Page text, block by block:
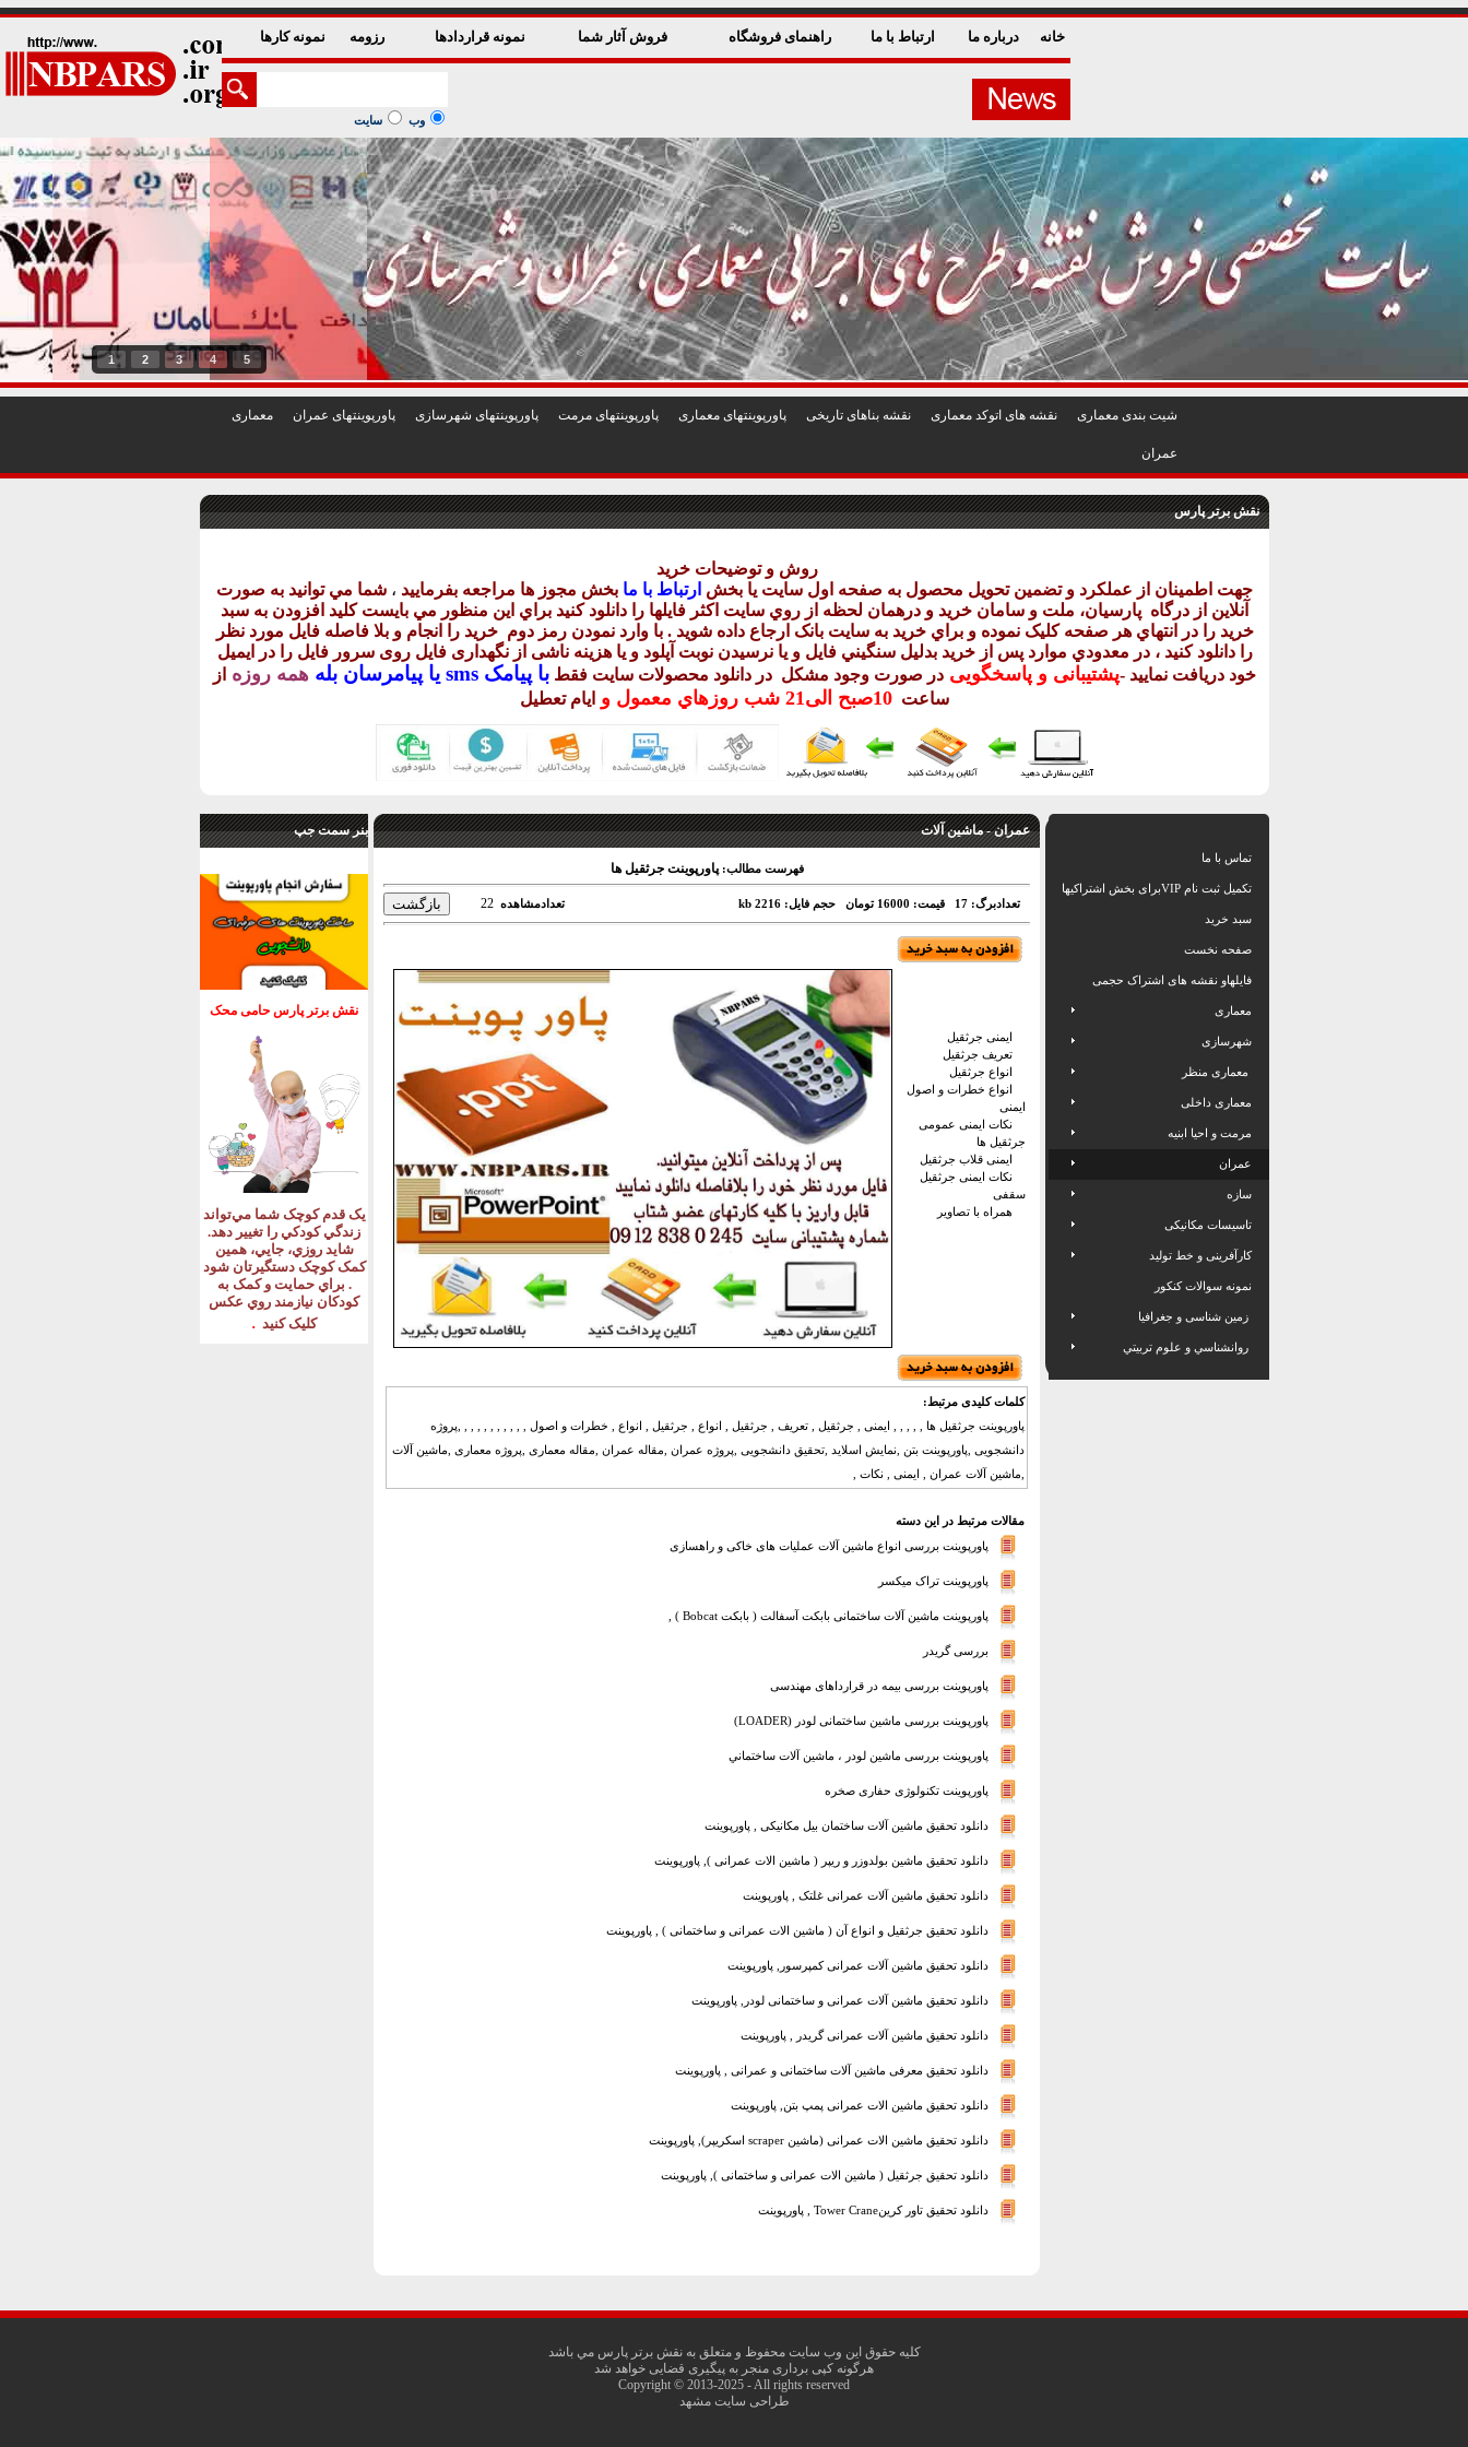
خانه درباره ما ارتباط با ما راهنمای فروشگاه فروش آثار شما نمونه قراردادها رزومه نمونه کارها
وب سایت
1 2 3 4 5
شيت بندی معماری نقشه های اتوکد معماری نقشه بناهای تاريخی پاورپوينتهای معماری پاورپوينتهای مرمت پاورپوينتهای شهرسازی پاورپوينتهای عمران معماری
عمران
نقش برتر پارس
روش و توضيحات خريد
جهت اطمينان از عملکرد و تضمين تحويل محصول به صفحه اول سايت يا بخش ارتباط با ما بخش مجوز ها مراجعه بفرماييد ، شما مي توانيد به صورت
آنلاين از درگاه پارسيان، ملت و سامان خريد و درهمان لحظه از روي سايت اکثر فايلها را دانلود کنيد براي اين منظور مي بايست کليد افزودن به سبد
خريد را در انتهاي هر صفحه کليک نموده و براي خريد به سايت بانک ارجاع داده شويد . با وارد نمودن رمز دوم خريد را انجام و بلا فاصله فايل مورد نظر
را دانلود کنيد ، در معدودي موارد پس از خريد بدليل سنگيني فايل و يا نرسيدن نوبت آپلود و يا هزينه ناشی از نگهداری فايل روی سرور فايل را در ايميل
خود دريافت نماييد -پشتيبانی و پاسخگويی در صورت وجود مشکل در دانلود محصولات سايت فقط با پيامک sms يا پيامرسان بله همه روزه از
ساعت 10صبح الی21 شب روزهاي معمول و ايام تعطيل
بنر سمت جپ
نقش برتر پارس حامی محک
يک قدم کوچک شما مي‌تواند
زندگي کودکي را تغيير دهد.
شايد روزي، جايي، همين
کمک کوچک دستگيرتان شود
. براي حمايت و کمک به
کودکان نيازمند روي عکس
کليک کنيد .
عمران - ماشین آلات
فهرست مطالب: پاورپوینت جرثقيل ها
تعدادبرگ: 17 قیمت: 16000 تومان حجم فایل: 2216 kb تعدادمشاهده 22
ایمنی جرثقیل
تعریف جرثقیل
انواع جرثقیل
انواع خطرات و اصول
ایمنی
نکات ایمنی عمومی
جرثقیل ها
ایمنی قلاب جرثقیل
نکات ایمنی جرثقیل
سقفی
همراه با تصاویر
کلمات کلیدی مرتبط:
پاورپوینت جرثقيل ها , , , , , ایمنی , جرثقیل , تعریف , جرثقیل , انواع , جرثقیل , انواع , خطرات و اصول , , , , , , , , , , ,پروژه
دانشجویی ,پاورپوینت بتن ,نمایش اسلاید ,تحقیق دانشجویی ,پروژه عمران ,مقاله عمران ,مقاله معماری ,پروژه معماری ,ماشین آلات
,ماشین آلات عمران , ایمنی , نکات ,
مقالات مرتبط در این دسته
پاورپوینت بررسی انواع ماشین آلات عملیات های خاکی و راهسازی
پاورپوینت تراک میکسر
پاورپوینت ماشین آلات ساختمانی بابکت آسفالت ( بابکت Bobcat ) ,
بررسی گریدر
پاورپوینت بررسی بیمه در قرارداهای مهندسی
پاورپوینت بررسی ماشین ساختمانی لودر (LOADER)
پاورپوینت بررسی ماشين لودر ، ماشين آلات ساختماني
پاورپوینت تکنولوژی حفاری صخره
دانلود تحقیق ماشین آلات ساختمان بیل مکانیکی , پاورپوینت
دانلود تحقیق ماشین بولدوزر و ریپر ( ماشین الات عمرانی ), پاورپوینت
دانلود تحقیق ماشین آلات عمرانی غلتک , پاورپوینت
دانلود تحقیق جرثقیل و انواع آن ( ماشین الات عمرانی و ساختمانی ) , پاورپوینت
دانلود تحقیق ماشین آلات عمرانی کمپرسور, پاورپوینت
دانلود تحقیق ماشین آلات عمرانی و ساختمانی لودر, پاورپوینت
دانلود تحقیق ماشین آلات عمرانی گریدر , پاورپوینت
دانلود تحقیق معرفی ماشین آلات ساختمانی و عمرانی , پاورپوینت
دانلود تحقیق ماشین الات عمرانی پمپ بتن, پاورپوینت
دانلود تحقیق ماشین الات عمرانی (ماشین scraper اسکریپر), پاورپوینت
دانلود تحقیق جرثقیل ( ماشین الات عمرانی و ساختمانی ), پاورپوینت
دانلود تحقیق تاور کرینTower Crane , پاورپوینت
تماس با ما
تکمیل ثبت نام VIPبرای بخش اشتراکیها
سبد خرید
صفحه نخست
فایلهاو نقشه های اشتراک حجمی
معماری
شهرسازی
معماری منظر
معماری داخلی
مرمت و احیا ابنیه
عمران
سازه
تاسیسات مکانیکی
کارآفرینی و خط تولید
نمونه سوالات کنکور
زمین شناسی و جغرافیا
روانشناسي و علوم تربيتي
کليه حقوق اين وب سايت محفوظ و متعلق به نقش برتر پارس مي باشد
هرگونه کپی برداری منجر به پیگیری قضایی خواهد شد
Copyright © 2013-2025 - All rights reserved
طراحی سایت مشهد